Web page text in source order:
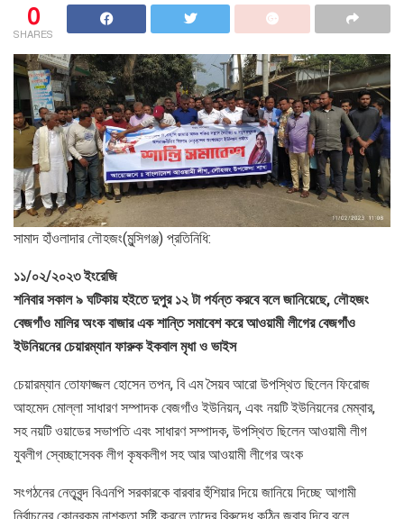
0
SHARES
সামাদ হাঁওলাদার লৌহজং(মুন্সিগঞ্জ) প্রতিনিধি:
১১/০২/২০২৩ ইংরেজি
শনিবার সকাল ৯ ঘটিকায় হইতে দুপুর ১২ টা পর্যন্ত করবে বলে জানিয়েছে, লৌহজং
বেজগাঁও মালির অংক বাজার এক শান্তি সমাবেশ করে আওয়ামী লীগের বেজগাঁও
ইউনিয়নের চেয়ারম্যান ফারুক ইকবাল মৃধা ও ভাইস
চেয়ারম্যান তোফাজ্জল হোসেন তপন, বি এম সৈয়ব আরো উপস্থিত ছিলেন ফিরোজ
আহমেদ মোল্লা সাধারণ সম্পাদক বেজগাঁও ইউনিয়ন, এবং নয়টি ইউনিয়নের মেম্বার,
সহ নয়টি ওয়াডের সভাপতি এবং সাধারণ সম্পাদক, উপস্থিত ছিলেন আওয়ামী লীগ
যুবলীগ স্বেচ্ছাসেবক লীগ কৃষকলীগ সহ আর আওয়ামী লীগের অংক
সংগঠনের নেতৃবৃন্দ বিএনপি সরকারকে বারবার হুঁশিয়ার দিয়ে জানিয়ে দিচ্ছে আগামী